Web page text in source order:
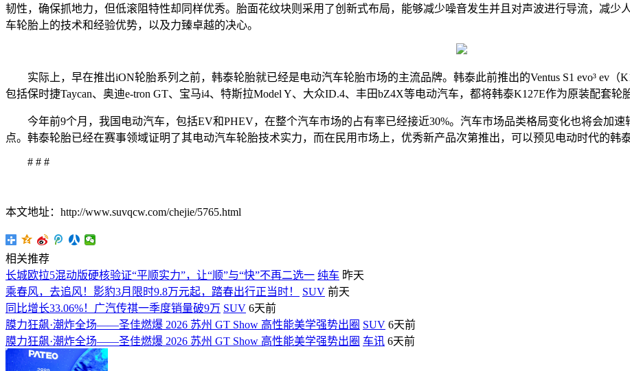
韧性，确保抓地力，但低滚阻特性却同样优秀。胎面花纹块则采用了创新式布局，能够减少噪音发生并且对声波进行导流，减
车轮胎上的技术和经验优势，以及力臻卓越的决心。
实际上，早在推出iON轮胎系列之前，韩泰轮胎就已经是电动汽车轮胎市场的主流品牌。韩泰此前推出的Ventus S1 evo³ ev（
包括保时捷Taycan、奥迪e-tron GT、宝马i4、特斯拉Model Y、大众ID.4、丰田bZ4X等电动汽车，都将韩泰K127E作为原装配套轮胎
今年前9个月，我国电动汽车，包括EV和PHEV，在整个汽车市场的占有率已经接近30%。汽车市场品类格局变化也将会加速
点。韩泰轮胎已经在赛事领域证明了其电动汽车轮胎技术实力，而在民用市场上，优秀新产品次第推出，可以预见电动时代的韩
# # #
本文地址：http://www.suvqcw.com/chejie/5765.html
相关推荐
长城欧拉5混动版硬核验证“平顺实力”，让“顺”与“快”不再二选一 纯车 昨天
乘春风，去追风！影豹3月限时9.8万元起，踏春出行正当时！
SUV 前天
同比增长33.06%！广汽传祺一季度销量破9万 SUV 6天前
膜力狂飙·潮炸全场——圣佳燃爆 2026 苏州 GT Show 高性能美学强势出圈 SUV 6天前
膜力狂飙·潮炸全场——圣佳燃爆 2026 苏州 GT Show 高性能美学强势出圈 车讯 6天前